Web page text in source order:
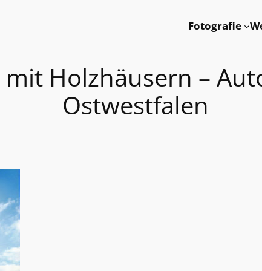
Fotografie
Holzhäusern –
Ostwestfalen